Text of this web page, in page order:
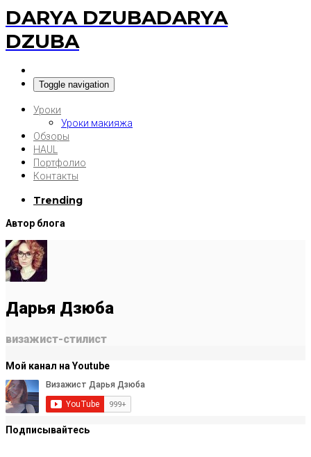
DARYA DZUBADARYA
DZUBA
Toggle navigation
Уроки
Уроки макияжа
Обзоры
HAUL
Портфолио
Контакты
Trending
Автор блога
Дарья Дзюба
визажист-стилист
Мой канал на Youtube
Подписывайтесь